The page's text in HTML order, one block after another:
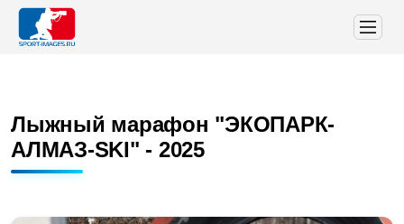
Лыжный марафон "ЭКОПАРК-
АЛМАЗ-SKI" - 2025